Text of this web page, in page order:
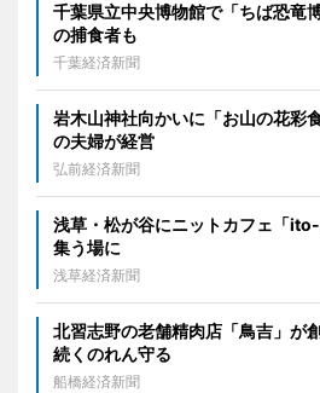
千葉県立中央博物館で「ちば恐
の捕食者も
千葉経済新聞
岩木山神社向かいに「お山の花彩
の夫婦が経営
弘前経済新聞
浅草・松が谷にニットカフェ「
集う場に
浅草経済新聞
北習志野の老舗精肉店「鳥吉」
続くのれん守る
船橋経済新聞